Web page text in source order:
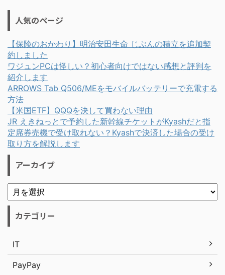
人気のページ
【保険のおかわり】明治安田生命 じぶんの積立を追加契
約しました
ワジュンPCは怪しい？初心者向けではない感想と評判を
紹介します
ARROWS Tab Q506/MEをモバイルバッテリーで充電する
方法
【米国ETF】QQQを決して買わない理由
JR えきねっとで予約した新幹線チケットがKyashだと指
定席券売機で受け取れない？Kyashで決済した場合の受け
取り方を解説します
アーカイブ
カテゴリー
IT
PayPay